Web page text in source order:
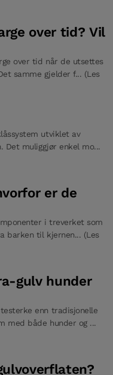
over tid? Vil
over tid når de utsettes
samme gjelder f... (Les
utviklet av
Det muliggjør enkel mo...
er de
i treverket som
barken til kjernen... (Les
gulv hunder
enn tradisjonelle
med både hunder og ...